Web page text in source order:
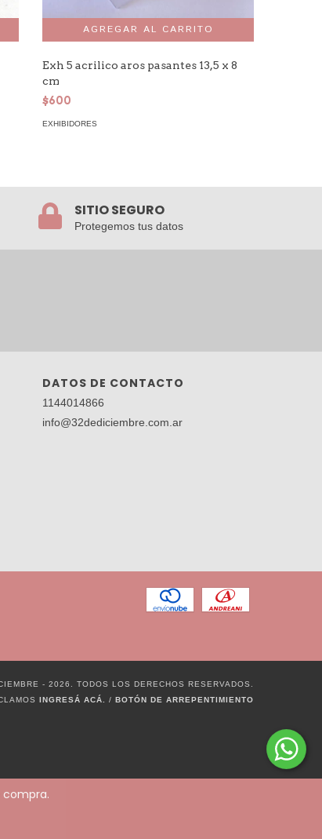
Exh 5 acrilico aros pasantes 13,5 x 8
cm
$600
EXHIBIDORES
SITIO SEGURO
Protegemos tus datos
DATOS DE CONTACTO
1144014866
info@32dediciembre.com.ar
- 2026. TODOS LOS DERECHOS RESERVADOS.
INGRESÁ ACÁ. / BOTÓN DE ARREPENTIMIENTO